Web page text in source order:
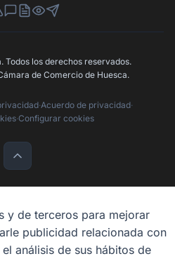
de Denuncias
Buzón de Sugerencias
Perfil Contratante
Ley de Transparencia
Contacta con nosotros
Todos los derechos reservados.
de Comercio de Huesca.
·Acuerdo de privacidad·
·Configurar cookies
y de terceros para mejorar
publicidad relacionada con
análisis de sus hábitos de